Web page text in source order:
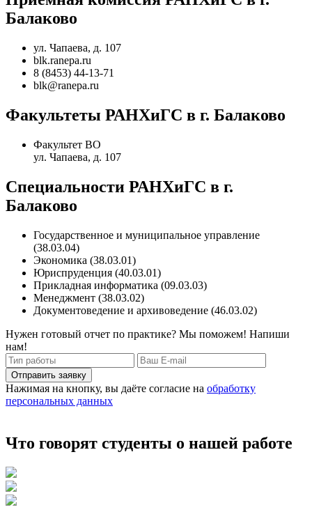
Балаково
ул. Чапаева, д. 107
blk.ranepa.ru
8 (8453) 44-13-71
blk@ranepa.ru
Факультеты РАНХиГС в г. Балаково
Факультет ВО
ул. Чапаева, д. 107
Специальности РАНХиГС в г.
Балаково
Государственное и муниципальное управление
(38.03.04)
Экономика (38.03.01)
Юриспруденция (40.03.01)
Прикладная информатика (09.03.03)
Менеджмент (38.03.02)
Документоведение и архивоведение (46.03.02)
Нужен готовый отчет по практике? Мы поможем! Напиши
нам!
Отправить заявку
Нажимая на кнопку, вы даёте согласие на обработку
персональных данных
Что говорят студенты о нашей работе